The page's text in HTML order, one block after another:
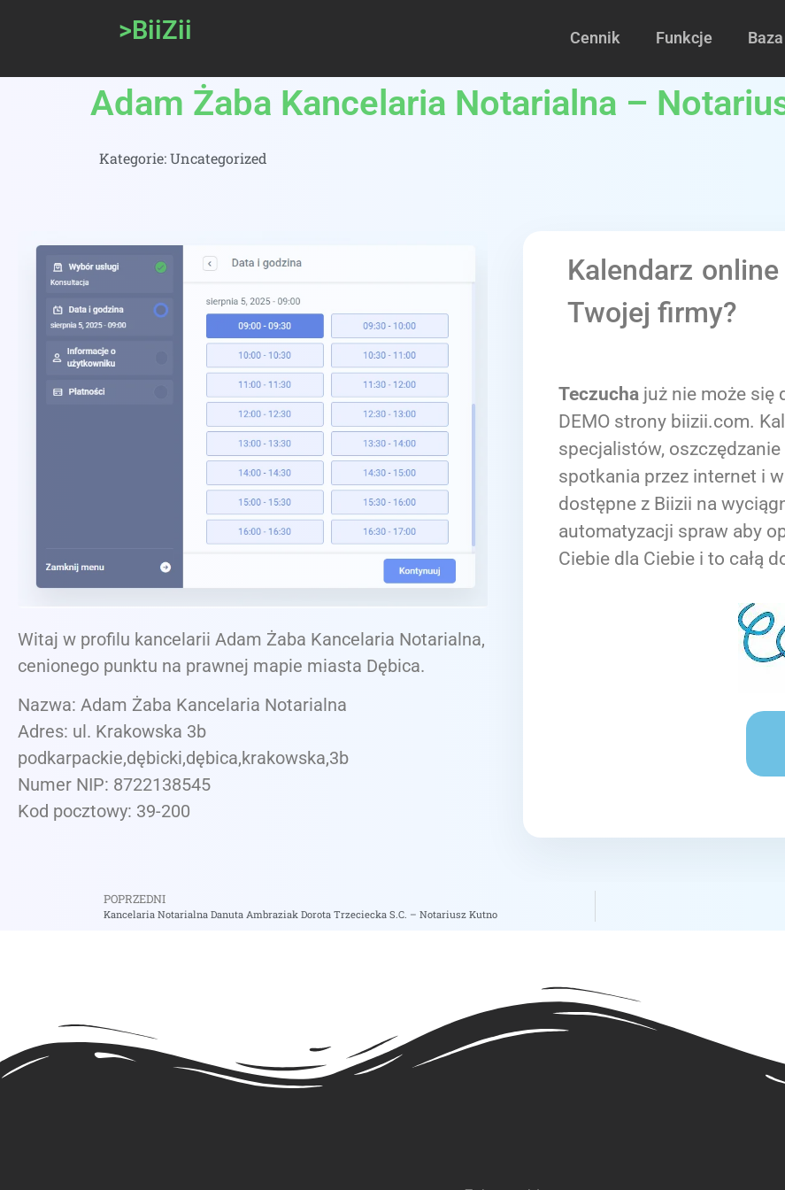
>BiiZii Cennik Funkcje
Adam Żaba Kancelaria Notarialna –
Kategorie:Uncategorized
Witaj w profilu kancelarii Adam Żaba Kancelaria Notarialna,
cenionego punktu na prawnej mapie miasta Dębica.
Nazwa: Adam Żaba Kancelaria Notarialna
Adres: ul. Krakowska 3b
podkarpackie,dębicki,dębica,krakowska,3b
Numer NIP: 8722138545
Kod pocztowy: 39-200
Kalendarz online
Twojej firmy?
Teczucha już nie może się
DEMO strony biizii.com.
specjalistów,
spotkania przez internet i
dostępne z Biizii na
automatyzacji spraw aby
Ciebie dla Ciebie i to całą
POPRZEDNI
Kancelaria Notarialna Danuta Ambraziak Dorota Trzeciecka S.C. – Notariusz Kutno